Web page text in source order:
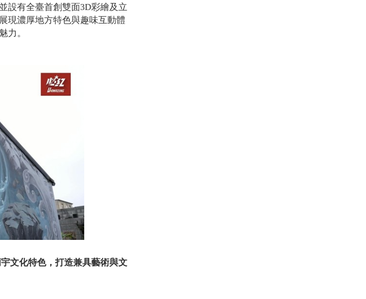
設有全臺首創雙面3D彩繪及立
現濃厚地方特色與趣味互動體
力。
文化特色，打造兼具藝術與文